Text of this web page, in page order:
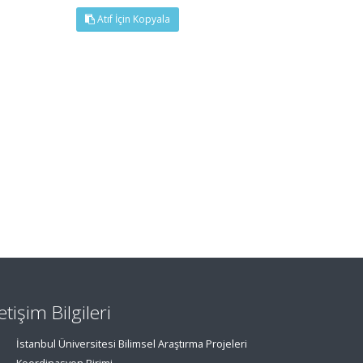
Atıf İçin Kopyala
Bilgileri
İstanbul Üniversitesi Bilimsel Araştırma Projeleri